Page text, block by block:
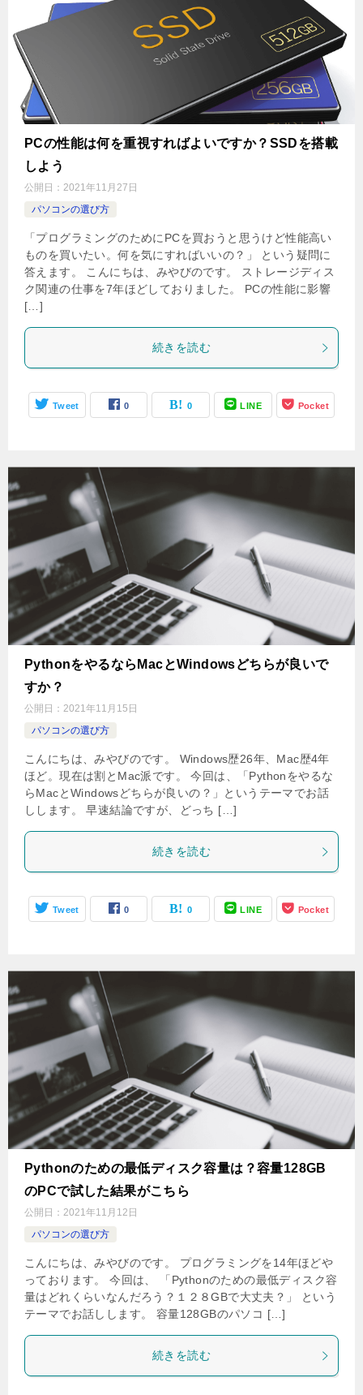
PCの性能は何を重視すればよいですか？SSDを搭載
しよう
公開日： 2021年11月27日
パソコンの選び方
「プログラミングのためにPCを買おうと思うけど性能高い
ものを買いたい。何を気にすればいいの？」 という疑問に
答えます。 こんにちは、みやびのです。 ストレージディス
ク関連の仕事を7年ほどしておりました。 PCの性能に影響
[…]
続きを読む
Tweet 0 0 LINE Pocket
PythonをやるならMacとWindowsどちらが良いで
すか？
公開日： 2021年11月15日
パソコンの選び方
こんにちは、みやびのです。 Windows歴26年、Mac歴4年
ほど。現在は割とMac派です。 今回は、「Pythonをやるな
らMacとWindowsどちらが良いの？」というテーマでお話
しします。 早速結論ですが、どっち […]
続きを読む
Tweet 0 0 LINE Pocket
Pythonのための最低ディスク容量は？容量128GB
のPCで試した結果がこちら
公開日： 2021年11月12日
パソコンの選び方
こんにちは、みやびのです。 プログラミングを14年ほどや
っております。 今回は、 「Pythonのための最低ディスク容
量はどれくらいなんだろう？１２８GBで大丈夫？」 という
テーマでお話しします。 容量128GBのパソコ […]
続きを読む